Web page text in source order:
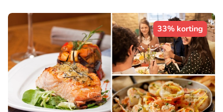
33% korting